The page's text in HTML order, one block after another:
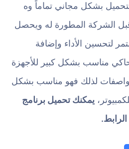
بشكل مجاني تماماً وه
الشركة المطورة له ويحصل
لتحسين الأداء وإضافة
مناسب بشكل كبير للأجهزة
لذلك فهو مناسب بشكل
يمكنك تحميل برنامج